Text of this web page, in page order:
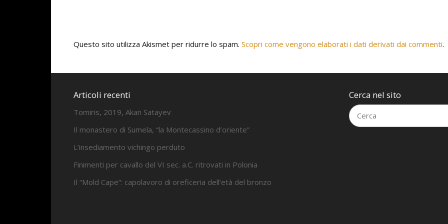
Questo sito utilizza Akismet per ridurre lo spam. Scopri come vengono elaborati i dati derivati dai commenti.
Articoli recenti
Tomiris, 2019, Akan Satayev
Il monastero di Sumela, “la Montecassino d’oriente”
L’insediamento vichingo perduto
Finimenti per cavallo del VI sec. a.C. ritrovati in Polonia
Il “Mold Cape”: capolavoro di oreficeria dell’età del bronzo
Cerca nel sito